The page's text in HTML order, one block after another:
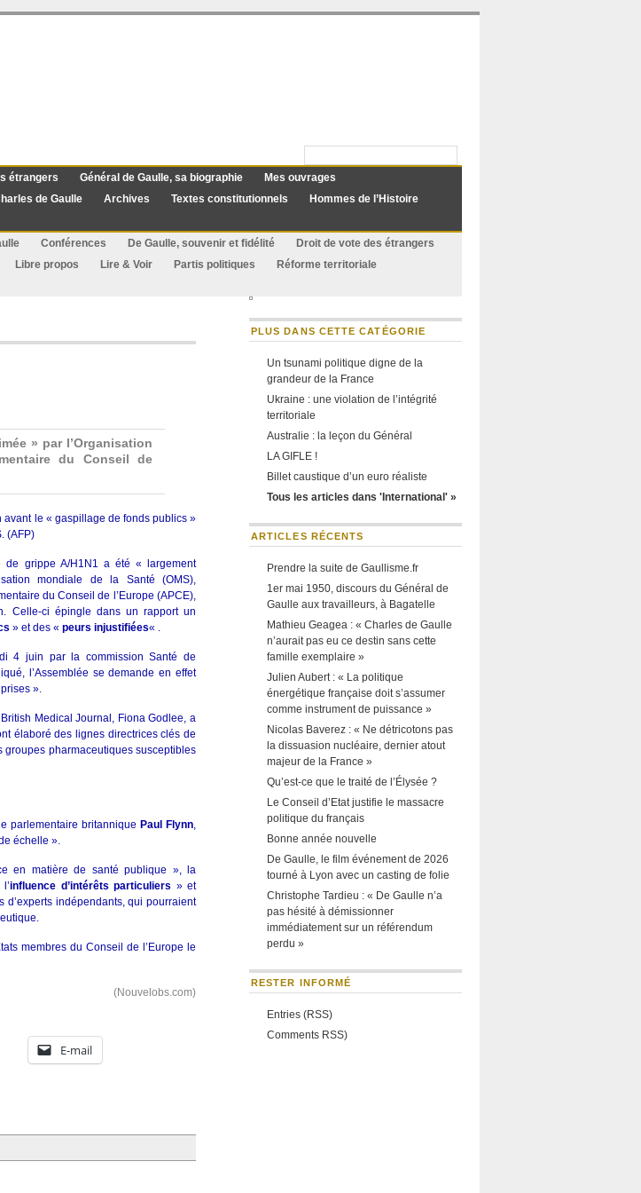
étrangers Général de Gaulle, sa biographie
Mes ouvrages
de Gaulle Archives Textes constitutionnels
Hommes de l’Histoire
Conférences De Gaulle, souvenir et fidélité
Droit de vote des étrangers
Libre propos Lire & Voir Partis politiques
Réforme territoriale
» par l’Organisation
du Conseil de
avant le « gaspillage de fonds publics »
(AFP)
de grippe A/H1N1 a été « largement
mondiale de la Santé (OMS),
du Conseil de l’Europe (APCE),
Celle-ci épingle dans un rapport un
» et des « peurs injustifiées« .
4 juin par la commission Santé de
l’Assemblée se demande en effet
».
Medical Journal, Fiona Godlee, a
élaboré des lignes directrices clés de
groupes pharmaceutiques susceptibles
parlementaire britannique Paul Flynn,
échelle ».
en matière de santé publique », la
influence d’intérêts particuliers » et
indépendants, qui pourraient
membres du Conseil de l’Europe le
(Nouvelobs.com)
E-mail
PLUS DANS CETTE CATÉGORIE
Un tsunami politique digne de la
grandeur de la France
Ukraine : une violation de l’intégrité
territoriale
Australie : la leçon du Général
LA GIFLE !
Billet caustique d’un euro réaliste
Tous les articles dans 'International' »
ARTICLES RÉCENTS
Prendre la suite de Gaullisme.fr
1er mai 1950, discours du Général de
Gaulle aux travailleurs, à Bagatelle
Mathieu Geagea : « Charles de Gaulle
n’aurait pas eu ce destin sans cette
famille exemplaire »
Julien Aubert : « La politique
énergétique française doit s’assumer
comme instrument de puissance »
Nicolas Baverez : « Ne détricotons pas
la dissuasion nucléaire, dernier atout
majeur de la France »
Qu’est-ce que le traité de l’Élysée ?
Le Conseil d’Etat justifie le massacre
politique du français
Bonne année nouvelle
De Gaulle, le film événement de 2026
tourné à Lyon avec un casting de folie
Christophe Tardieu : « De Gaulle n’a
pas hésité à démissionner
immédiatement sur un référendum
perdu »
RESTER INFORMÉ
Entries (RSS)
Comments RSS)